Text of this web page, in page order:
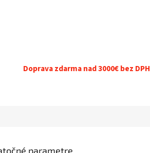
Doprava zdarma nad 3000€ bez DPH
parametre